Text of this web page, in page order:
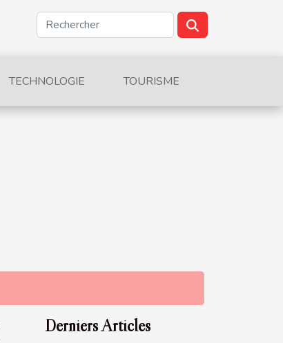
TECHNOLOGIE TOURISME
Derniers Articles